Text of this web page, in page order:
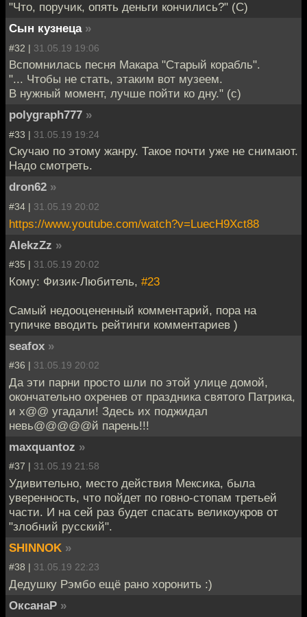
"Что, поручик, опять деньги кончились?" (С)
Сын кузнеца »
#32 | 31.05.19 19:06
Вспомнилась песня Макара "Старый корабль".
"... Чтобы не стать, этаким вот музеем.
В нужный момент, лучше пойти ко дну." (с)
polygraph777 »
#33 | 31.05.19 19:24
Скучаю по этому жанру. Такое почти уже не снимают.
Надо смотреть.
dron62 »
#34 | 31.05.19 20:02
https://www.youtube.com/watch?v=LuecH9Xct88
AlekzZz »
#35 | 31.05.19 20:02
Кому: Физик-Любитель, #23
Самый недооцененный комментарий, пора на
тупичке вводить рейтинги комментариев )
seafox »
#36 | 31.05.19 20:02
Да эти парни просто шли по этой улице домой,
окончательно охренев от праздника святого Патрика,
и х@@ угадали! Здесь их поджидал
невь@@@@@й парень!!!
maxquantoz »
#37 | 31.05.19 21:58
Удивительно, место действия Мексика, была
уверенность, что пойдет по говно-стопам третьей
части. И на сей раз будет спасать великоукров от
"злобний русский".
SHINNOK »
#38 | 31.05.19 22:23
Дедушку Рэмбо ещё рано хоронить :)
ОксанаР »